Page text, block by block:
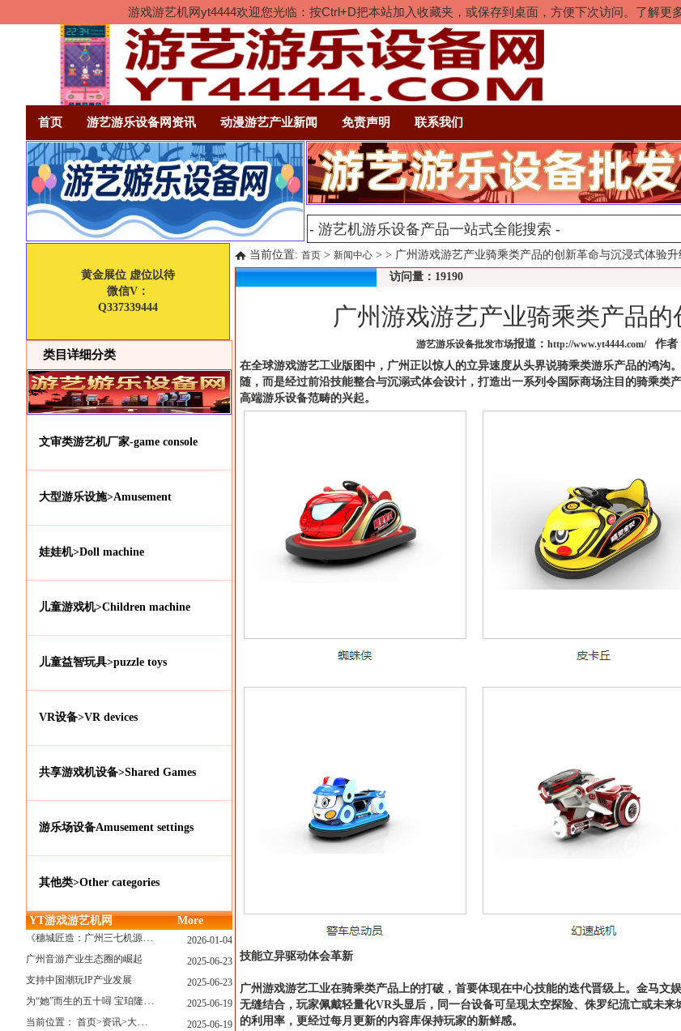
游戏游艺机网yt4444欢迎您光临：按Ctrl+D把本站加入收藏夹，或保存到桌面，方便下次访问。了解更
首页 游艺游乐设备网资讯 动漫游艺产业新闻 免责声明 联系我们
黄金展位 虚位以待
微信V：
Q337339444
类目详细分类
文审类游艺机厂家-game console
大型游乐设施>Amusement
娃娃机>Doll machine
儿童游戏机>Children machine
儿童益智玩具>puzzle toys
VR设备>VR devices
共享游戏机设备>Shared Games
游乐场设备Amusement settings
其他类>Other categories
YT游戏游艺机网
More
《穗城匠造：广州三七机源头的工厂店密码》
2026-01-04
广州音游产业生态圈的崛起
2025-06-23
支持中国潮玩IP产业发展
2025-06-23
为“她”而生的五十噚 宝珀隆重推出全新五十噚女士潜水腕表 2025-06-19
当前位置： 首页>资讯>大型游戏展览和新游戏厅6月大温揭幕 大型游戏展览和新游戏厅6月大温揭幕 2025-06-19
当前位置: 首页 > 新闻中心 > > 广州游戏游艺产业骑乘类产品的创新革命与沉浸式体验升
访问量：19190
广州游戏游艺产业骑乘类产品
游艺游乐设备批发市场报道： http://www.yt4444.com/ 作者
在全球游戏游艺工业版图中，广州正以惊人的立异速度从头界说骑乘类游乐产品的鸿
随，而是经过前沿技能整合与沉溺式体会设计，打造出一系列令国际商场注目的骑乘
高端游乐设备范畴的兴起。
技能立异驱动体会革新
广州游戏游艺工业在骑乘类产品上的打破，首要体现在中心技能的迭代晋级上。金马
无缝结合，玩家佩戴轻量化VR头显后，同一台设备可呈现太空探险、侏罗纪流亡或未
的利用率，更经过每月更新的内容库保持玩家的新鲜感。